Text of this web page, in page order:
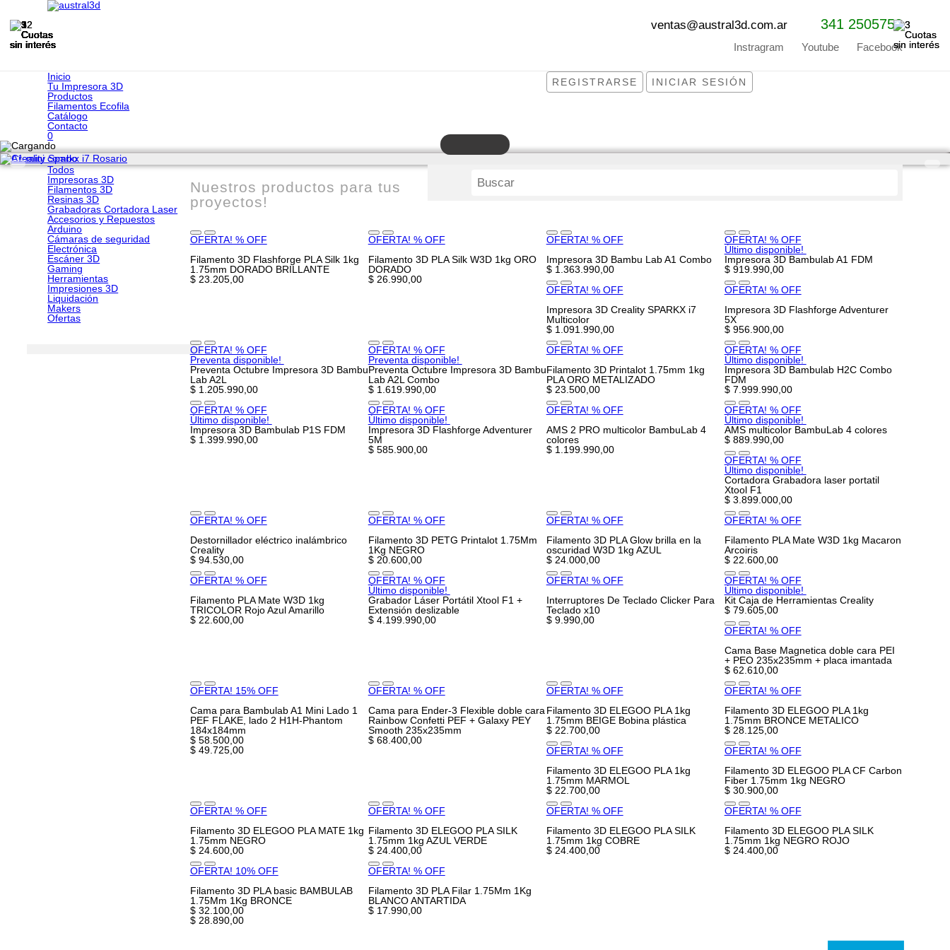
ventas@austral3d.com.ar 341 2505753
Instragram Youtube Facebook
Inicio
Tu Impresora 3D
Productos
Filamentos Ecofila
Catálogo
Contacto
0
REGISTRARSE INICIAR SESIÓN
Todos
Impresoras 3D
Filamentos 3D
Resinas 3D
Grabadoras Cortadora Laser
Accesorios y Repuestos
Arduino
Cámaras de seguridad
Electrónica
Escáner 3D
Gaming
Herramientas
Impresiones 3D
Liquidación
Makers
Ofertas
Nuestros productos para tus
proyectos!
OFERTA! % OFF
Filamento 3D Flashforge PLA Silk 1kg
1.75mm DORADO BRILLANTE
$ 23.205,00
OFERTA! % OFF
Filamento 3D PLA Silk W3D 1kg ORO
DORADO
$ 26.990,00
OFERTA! % OFF
Impresora 3D Bambu Lab A1 Combo
$ 1.363.990,00
OFERTA! % OFF
Último disponible!
Impresora 3D Bambulab A1 FDM
$ 919.990,00
OFERTA! % OFF
Impresora 3D Creality SPARKX i7
Multicolor
$ 1.091.990,00
OFERTA! % OFF
Impresora 3D Flashforge Adventurer
5X
$ 956.900,00
OFERTA! % OFF
Preventa disponible!
Preventa Octubre Impresora 3D Bambu
Lab A2L
$ 1.205.990,00
OFERTA! % OFF
Preventa disponible!
Preventa Octubre Impresora 3D Bambu
Lab A2L Combo
$ 1.619.990,00
OFERTA! % OFF
Filamento 3D Printalot 1.75mm 1kg
PLA ORO METALIZADO
$ 23.500,00
OFERTA! % OFF
Último disponible!
Impresora 3D Bambulab H2C Combo
FDM
$ 7.999.990,00
OFERTA! % OFF
Último disponible!
Impresora 3D Bambulab P1S FDM
$ 1.399.990,00
OFERTA! % OFF
Último disponible!
Impresora 3D Flashforge Adventurer
5M
$ 585.900,00
OFERTA! % OFF
AMS 2 PRO multicolor BambuLab 4
colores
$ 1.199.990,00
OFERTA! % OFF
Último disponible!
AMS multicolor BambuLab 4 colores
$ 889.990,00
OFERTA! % OFF
Último disponible!
Cortadora Grabadora laser portatil
Xtool F1
$ 3.899.000,00
OFERTA! % OFF
Destornillador eléctrico inalámbrico
Creality
$ 94.530,00
OFERTA! % OFF
Filamento 3D PETG Printalot 1.75Mm
1Kg NEGRO
$ 20.600,00
OFERTA! % OFF
Filamento 3D PLA Glow brilla en la
oscuridad W3D 1kg AZUL
$ 24.000,00
OFERTA! % OFF
Filamento PLA Mate W3D 1kg Macaron
Arcoiris
$ 22.600,00
OFERTA! % OFF
Filamento PLA Mate W3D 1kg
TRICOLOR Rojo Azul Amarillo
$ 22.600,00
OFERTA! % OFF
Último disponible!
Grabador Láser Portátil Xtool F1 +
Extensión deslizable
$ 4.199.990,00
OFERTA! % OFF
Interruptores De Teclado Clicker Para
Teclado x10
$ 9.990,00
OFERTA! % OFF
Último disponible!
Kit Caja de Herramientas Creality
$ 79.605,00
OFERTA! % OFF
Cama Base Magnetica doble cara PEI
+ PEO 235x235mm + placa imantada
$ 62.610,00
OFERTA! 15% OFF
Cama para Bambulab A1 Mini Lado 1
PEF FLAKE, lado 2 H1H-Phantom
184x184mm
$ 58.500,00
$ 49.725,00
OFERTA! % OFF
Cama para Ender-3 Flexible doble cara
Rainbow Confetti PEF + Galaxy PEY
Smooth 235x235mm
$ 68.400,00
OFERTA! % OFF
Filamento 3D ELEGOO PLA 1kg
1.75mm BEIGE Bobina plástica
$ 22.700,00
OFERTA! % OFF
Filamento 3D ELEGOO PLA 1kg
1.75mm BRONCE METALICO
$ 28.125,00
OFERTA! % OFF
Filamento 3D ELEGOO PLA 1kg
1.75mm MARMOL
$ 22.700,00
OFERTA! % OFF
Filamento 3D ELEGOO PLA CF Carbon
Fiber 1.75mm 1kg NEGRO
$ 30.900,00
OFERTA! % OFF
Filamento 3D ELEGOO PLA MATE 1kg
1.75mm NEGRO
$ 24.600,00
OFERTA! % OFF
Filamento 3D ELEGOO PLA SILK
1.75mm 1kg AZUL VERDE
$ 24.400,00
OFERTA! % OFF
Filamento 3D ELEGOO PLA SILK
1.75mm 1kg COBRE
$ 24.400,00
OFERTA! % OFF
Filamento 3D ELEGOO PLA SILK
1.75mm 1kg NEGRO ROJO
$ 24.400,00
OFERTA! 10% OFF
Filamento 3D PLA basic BAMBULAB
1.75Mm 1Kg BRONCE
$ 32.100,00
$ 28.890,00
OFERTA! % OFF
Filamento 3D PLA Filar 1.75Mm 1Kg
BLANCO ANTARTIDA
$ 17.990,00